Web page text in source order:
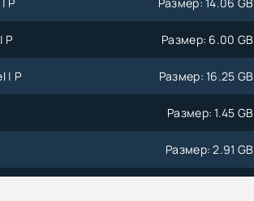
P Размер: 6.00 GB
| P Размер: 16.25 GB
Размер: 1.45 GB
Размер: 2.91 GB